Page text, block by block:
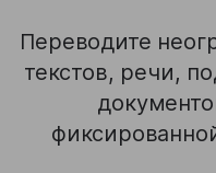
Переводите
текстов, речи,